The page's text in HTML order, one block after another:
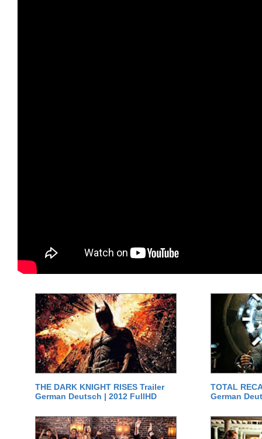
THE DARK KNIGHT RISES Trailer
German Deutsch | 2012 FullHD
TOTAL
German